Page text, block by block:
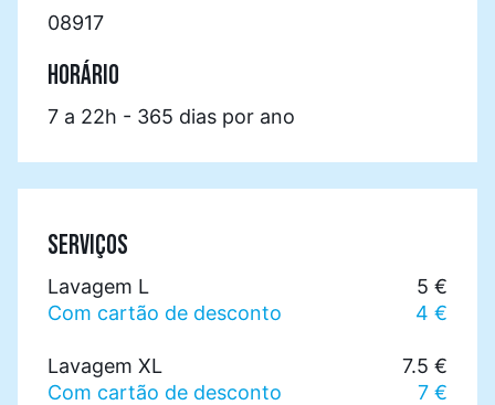
08917
HORÁRIO
7 a 22h - 365 dias por ano
SERVIÇOS
Lavagem L
5 €
Com cartão de desconto
4 €
Lavagem XL
7.5 €
Com cartão de desconto
7 €